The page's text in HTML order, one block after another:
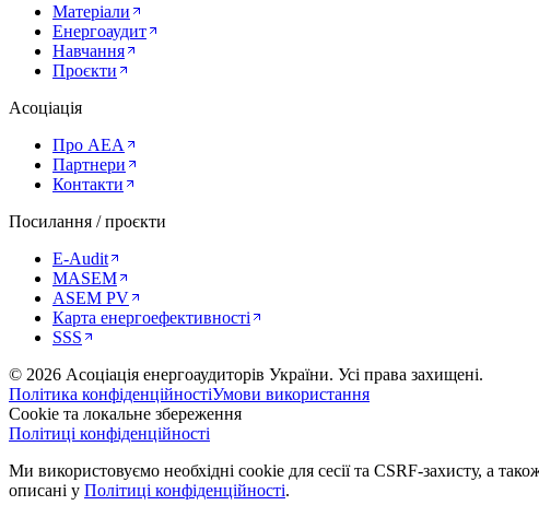
Матеріали
Енергоаудит
Навчання
Проєкти
Асоціація
Про AEA
Партнери
Контакти
Посилання / проєкти
E-Audit
MASEM
ASEM PV
Карта енергоефективності
SSS
© 2026 Асоціація енергоаудиторів України. Усі права захищені.
Політика конфіденційностіУмови використання
Cookie та локальне збереження
Політиці конфіденційності
Ми використовуємо необхідні cookie для сесії та CSRF-захисту, а
описані у Політиці конфіденційності.